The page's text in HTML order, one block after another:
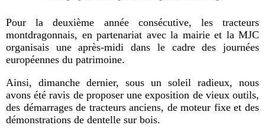
Pour la deuxième année consécutive, les tracteurs
montdragonnais, en partenariat avec la mairie et la MJC
organisais une après-midi dans le cadre des journées
européennes du patrimoine.
Ainsi, dimanche dernier, sous un soleil radieux, nous
avons été ravis de proposer une exposition de vieux outils,
des démarrages de tracteurs anciens, de moteur fixe et des
démonstrations de dentelle sur bois.